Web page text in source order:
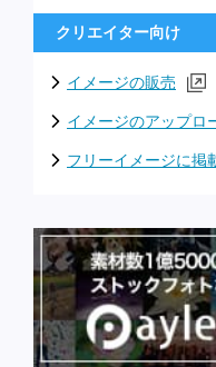
クリエイター向け
イメージの販売
イメージのアップロ
フリーイメージに掲